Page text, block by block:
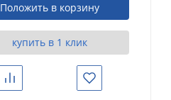
Положить в корзину
купить в 1 клик
Сравнить Избранное